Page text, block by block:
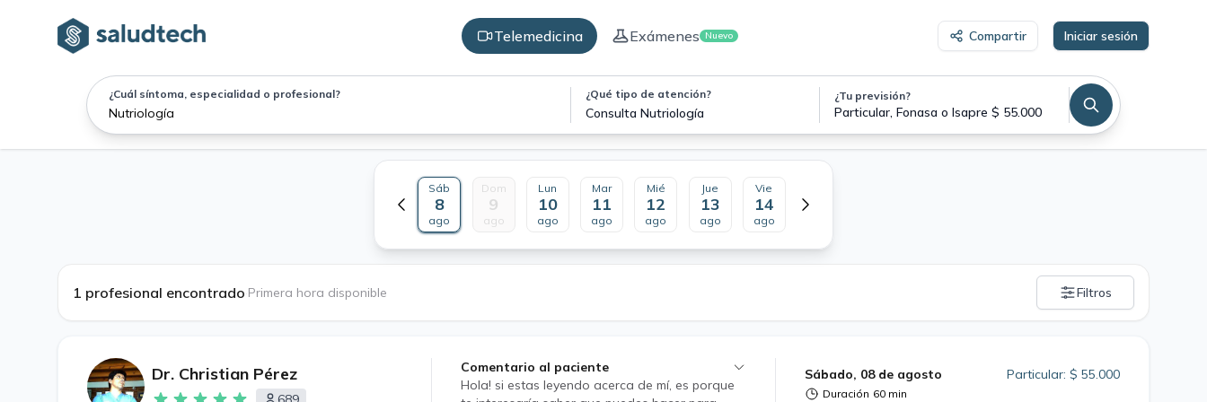
Telemedicina Exámenes Nuevo Compartir Iniciar sesión
¿Cuál síntoma, especialidad o profesional? ¿Qué tipo de atención?
Consulta Nutriología
¿Tu previsión?
Particular, Fonasa o Isapre $ 55.000
Sáb
8
ago
Dom
9
ago
Lun
10
ago
Mar
11
ago
Mié
12
ago
Jue
13
ago
Vie
14
ago
1 profesional encontrado Primera hora disponible Filtros
Dr. Christian Pérez Sábado, 08 de agosto
Duración 60 min
Particular: $ 55.000
Comentario al paciente
Hola! si estas leyendo acerca de mí, es porque